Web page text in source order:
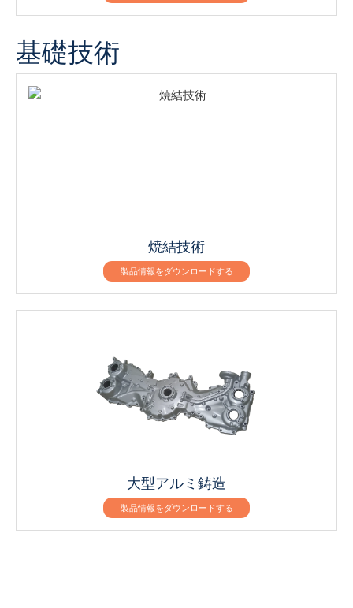
基礎技術
焼結技術
製品情報をダウンロードする
大型アルミ鋳造
製品情報をダウンロードする